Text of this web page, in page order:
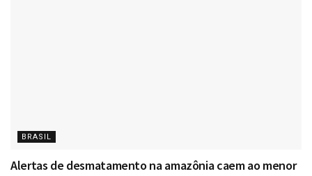
BRASIL
Alertas de desmatamento na amazônia caem ao menor